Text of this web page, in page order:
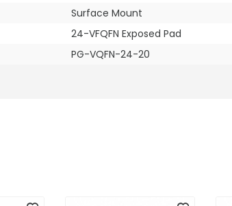
Surface Mount
24-VFQFN Exposed Pad
PG-VQFN-24-20